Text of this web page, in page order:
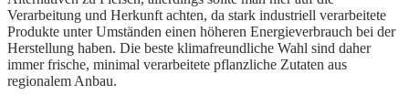
Verarbeitung und Herkunft achten, da stark industriell verarbeitete
Produkte unter Umständen einen höheren Energieverbrauch bei der
Herstellung haben. Die beste klimafreundliche Wahl sind daher
immer frische, minimal verarbeitete pflanzliche Zutaten aus
regionalem Anbau.